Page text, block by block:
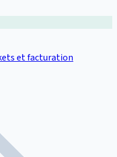
et facturation